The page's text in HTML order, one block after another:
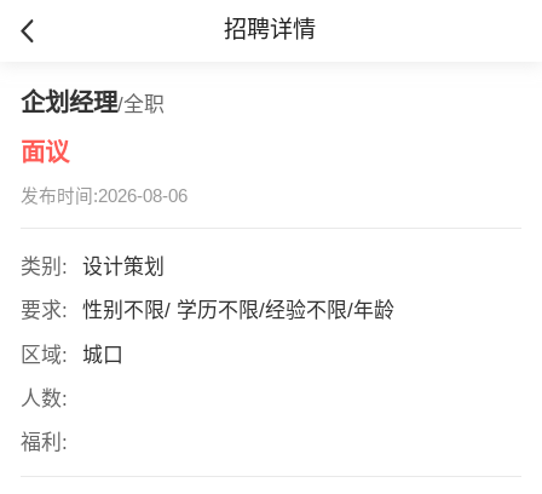
招聘详情
企划经理/全职
面议
发布时间:2026-08-06
类别:
设计策划
要求:
性别不限/ 学历不限/经验不限/年龄
区域:
城口
人数:
福利: